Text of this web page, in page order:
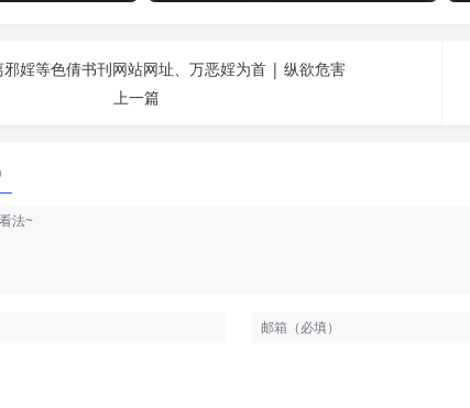
邪婬等色倩书刊网站网址、万恶婬为首 | 纵欲危害
上一篇